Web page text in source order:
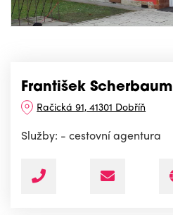
František Scherbaum
Račická 91, 41301 Dobříň
Služby: - cestovní agentura